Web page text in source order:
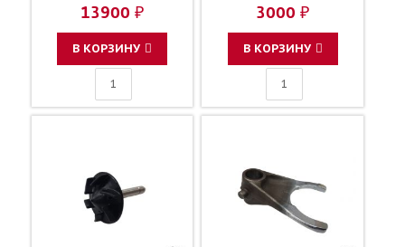
1SM-13300-11-00
13900 ₽
В КОРЗИНУ
3000 ₽
В КОРЗИНУ